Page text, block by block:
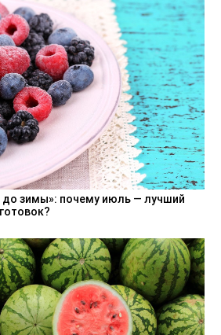
до зимы»: почему июль — лучший